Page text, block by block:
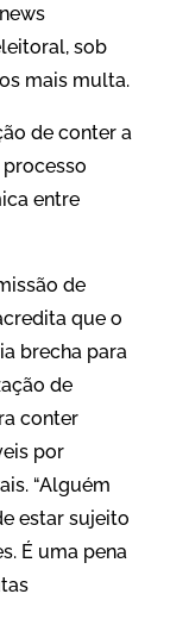
sob
mais multa.
de conter a
entre
de
que o
brecha para
de
conter
por
“Alguém
estar sujeito
É uma pena